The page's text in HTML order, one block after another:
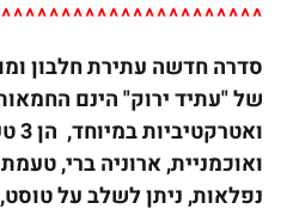
סדרה חדשה עתירת חלבון
של"עתיד ירוק" הינם
נפלאות, ניתן לשלב על